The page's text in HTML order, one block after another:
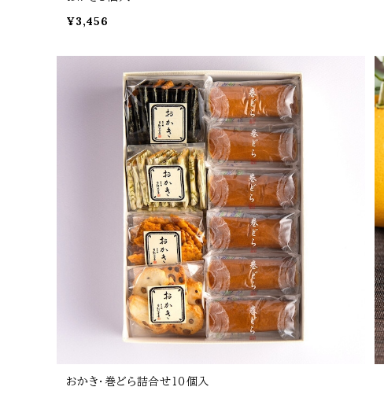
¥3,456
おかき・巻どら詰合せ１０個入